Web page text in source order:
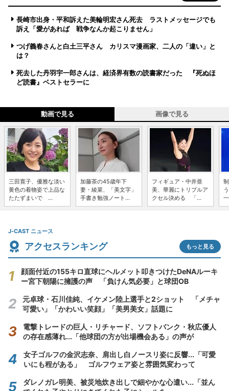
長崎市出身・平和訴えた美輪明宏さん死去 ラストメッセージでも
訴え「愛があれば 戦争なんか起こりません」
つげ義春さんと白土三平さん カリスマ漫画家、二人の「違い」と
は？
死去した丹羽宇一郎さんは、経済界有数の読書家だった 『死ぬほ
ど読書』ベストセラーに
動画で見る 画像で見る
三田寛子、優雅な淡い
黄色の着物姿で上品な
たたずまいで ...
加藤茶の45歳年下
妻・綾菜、「美文字」
手書き勉強ノート...
フィギュア・中井亜
美、華麗にトリプルア
クセル決める 「...
J-CAST ニュース
アクセスランキング もっと見る
顔面付近の155キロ直球にヘルメット叩きつけたDeNAルーキ
ー宮下朝陽に擁護の声 「負けん気必要」と球団OB
元卓球・石川佳純、イケメン陸上選手と2ショット 「メチャ
可愛い」「かわいい笑顔」「美男美女」話題に
電撃トレードの巨人・リチャード、ソフトバンク・秋広優人
の存在感薄れ...「他球団の方が出場機会ある」の声が
女子ゴルフの金沢志奈、肩出し白ノースリ姿に反響...「可愛
いにも程がある」 ゴルフウェア姿と雰囲気変わって
ダレノガレ明美、被災地炊き出しで細やかな心遣い...「並ん